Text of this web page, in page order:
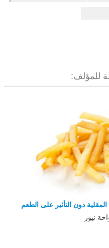
للمؤلف:
دون التأثير على الطعم
نيوز